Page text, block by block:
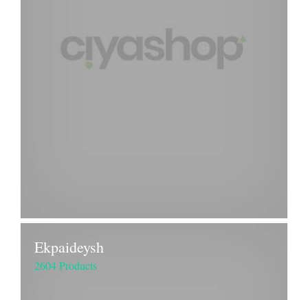
Ekpaideysh
2604 Products